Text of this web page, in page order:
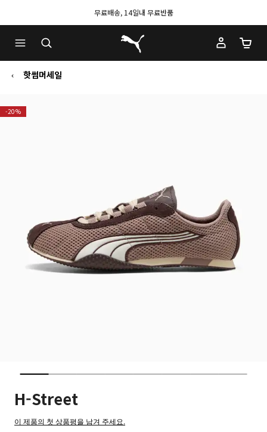
무료배송, 14일내 무료반품
푸마 홈
장바
핫썸머세일
-20%
H-Street
이 제품의 첫 상품평을 남겨 주세요.